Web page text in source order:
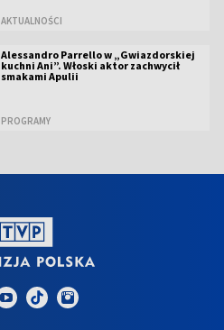
AKTUALNOŚCI
Alessandro Parrello w „Gwiazdorskiej
kuchni Ani”. Włoski aktor zachwycił
smakami Apulii
PROGRAMY